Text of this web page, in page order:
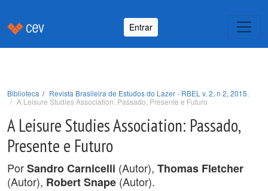
Entrar
Biblioteca
Revista Brasileira de Estudos do Lazer - RBEL v. 2, n 2, 2015.
A Leisure Studies Association: Passado, Presente e Futuro
A Leisure Studies Association: Passado,
Presente e Futuro
PorSandro Carnicelli (Autor), Thomas Fletcher
(Autor), Robert Snape (Autor).